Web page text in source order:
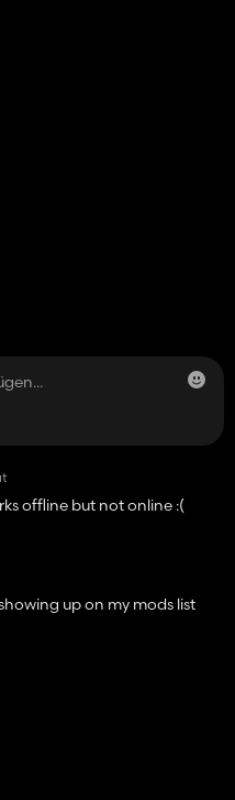
offline but not online :(
up on my mods list